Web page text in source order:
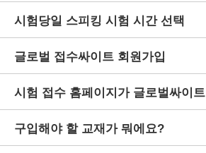
시험당일 스피킹 시험 시간 선택
글로벌 접수싸이트 회원가입
시험 접수 홈페이지가 글로벌싸이
구입해야 할 교재가 뭐에요?